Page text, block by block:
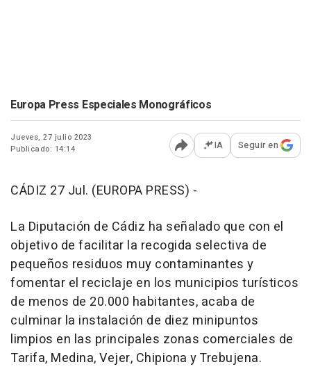
Europa Press Especiales Monográficos
Jueves, 27 julio 2023
Publicado: 14:14
Abrir opciones para
IA Seguir en
CÁDIZ 27 Jul. (EUROPA PRESS) -
La Diputación de Cádiz ha señalado que con el
objetivo de facilitar la recogida selectiva de
pequeños residuos muy contaminantes y
fomentar el reciclaje en los municipios turísticos
de menos de 20.000 habitantes, acaba de
culminar la instalación de diez minipuntos
limpios en las principales zonas comerciales de
Tarifa, Medina, Vejer, Chipiona y Trebujena.